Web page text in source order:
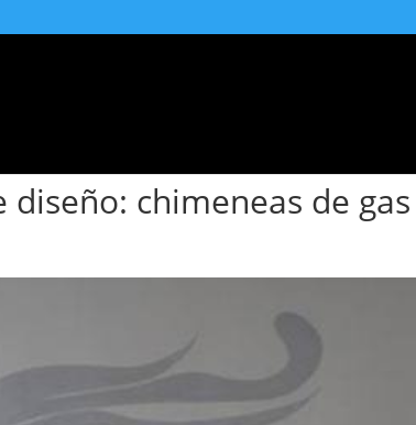
chimeneas de gas